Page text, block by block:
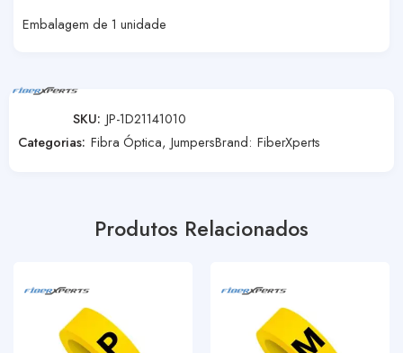
Embalagem de 1 unidade
SKU: JP-1D21141010
Categorias: Fibra Óptica, JumpersBrand: FiberXperts
Produtos Relacionados